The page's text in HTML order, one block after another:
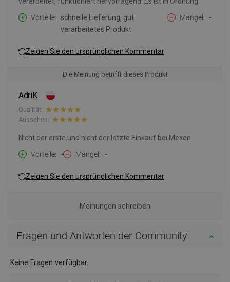
Vorteile
schnelle Lieferung, gut
verarbeitetes Produkt
Mängel -
Zeigen Sie den ursprünglichen Kommentar
Die Meinung betrifft dieses Produkt
AdriK
Qualität:
Aussehen:
Nicht der erste und nicht der letzte Einkauf bei Mexen
Vorteile
- Mängel -
Zeigen Sie den ursprünglichen Kommentar
Meinungen schreiben
Fragen und Antworten der Community
Keine Fragen verfügbar.